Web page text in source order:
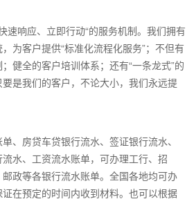
速响应、立即行动“的服务机制。我们拥有
为客户提供“标准化流程化服务”；不但有
健全的客户培训体系；还有“一条龙式”的
是我们的客户，不论大小，我们永远提
、房贷车贷银行流水、签证银行流水、
水、工资流水账单，可办理工行、招
政等各银行流水账单。全国各地均可办
在预定的时间内收到材料。也可以根据